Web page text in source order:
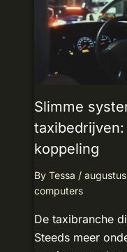
Slimme
koppeling
By Tessa /
computers
De taxibranche
Steeds meer